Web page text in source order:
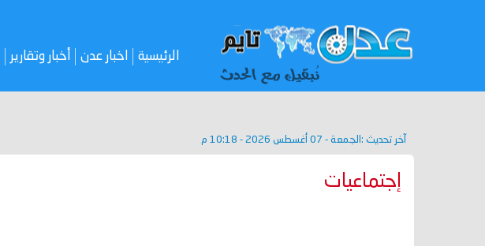
الرئيسية اخبار عدن أخبار وتقارير
آخر تحديث : الجمعة - 07 أغسطس 2026 - 10:18 م
إجتماعيات